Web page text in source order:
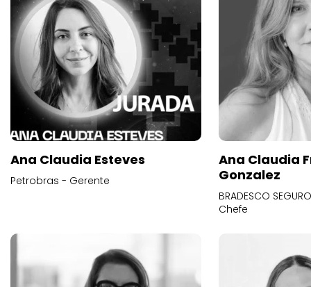
Ana Claudia Esteves
Petrobras - Gerente
Ana Claudia
Gonzalez
BRADESCO
Chefe